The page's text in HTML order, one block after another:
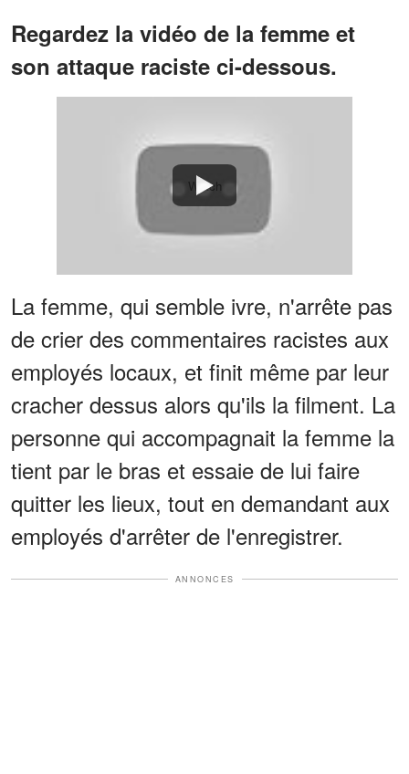
Regardez la vidéo de la femme et
son attaque raciste ci-dessous.
Watch
La femme, qui semble ivre, n'arrête pas
de crier des commentaires racistes aux
employés locaux, et finit même par leur
cracher dessus alors qu'ils la filment. La
personne qui accompagnait la femme la
tient par le bras et essaie de lui faire
quitter les lieux, tout en demandant aux
employés d'arrêter de l'enregistrer.
ANNONCES